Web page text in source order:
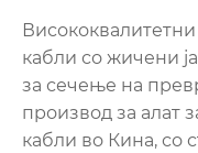
кабли со жичени
за сечење на
производ за алат
кабли во Кина, со